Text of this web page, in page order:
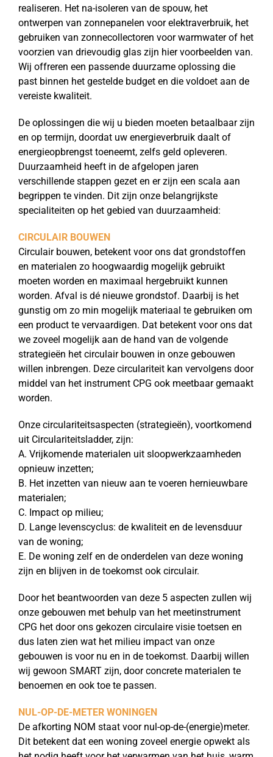
realiseren. Het na-isoleren van de spouw, het
ontwerpen van zonnepanelen voor elektraverbruik, het
gebruiken van zonnecollectoren voor warmwater of het
voorzien van drievoudig glas zijn hier voorbeelden van.
Wij offreren een passende duurzame oplossing die
past binnen het gestelde budget en die voldoet aan de
vereiste kwaliteit.
De oplossingen die wij u bieden moeten betaalbaar zijn
en op termijn, doordat uw energieverbruik daalt of
energieopbrengst toeneemt, zelfs geld opleveren.
Duurzaamheid heeft in de afgelopen jaren
verschillende stappen gezet en er zijn een scala aan
begrippen te vinden. Dit zijn onze belangrijkste
specialiteiten op het gebied van duurzaamheid:
CIRCULAIR BOUWEN
Circulair bouwen, betekent voor ons dat grondstoffen
en materialen zo hoogwaardig mogelijk gebruikt
moeten worden en maximaal hergebruikt kunnen
worden. Afval is dé nieuwe grondstof. Daarbij is het
gunstig om zo min mogelijk materiaal te gebruiken om
een product te vervaardigen. Dat betekent voor ons dat
we zoveel mogelijk aan de hand van de volgende
strategieën het circulair bouwen in onze gebouwen
willen inbrengen. Deze circulariteit kan vervolgens door
middel van het instrument CPG ook meetbaar gemaakt
worden.
Onze circulariteitsaspecten (strategieën), voortkomend
uit Circulariteitsladder, zijn:
A. Vrijkomende materialen uit sloopwerkzaamheden
opnieuw inzetten;
B. Het inzetten van nieuw aan te voeren hernieuwbare
materialen;
C. Impact op milieu;
D. Lange levenscyclus: de kwaliteit en de levensduur
van de woning;
E. De woning zelf en de onderdelen van deze woning
zijn en blijven in de toekomst ook circulair.
Door het beantwoorden van deze 5 aspecten zullen wij
onze gebouwen met behulp van het meetinstrument
CPG het door ons gekozen circulaire visie toetsen en
dus laten zien wat het milieu impact van onze
gebouwen is voor nu en in de toekomst. Daarbij willen
wij gewoon SMART zijn, door concrete materialen te
benoemen en ook toe te passen.
NUL-OP-DE-METER WONINGEN
De afkorting NOM staat voor nul-op-de-(energie)meter.
Dit betekent dat een woning zoveel energie opwekt als